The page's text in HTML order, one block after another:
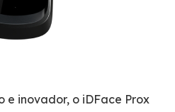
e inovador, o iDFace Prox